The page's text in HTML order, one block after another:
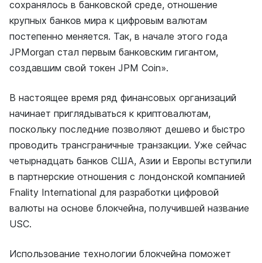
сохранялось в банковской среде, отношение
крупных банков мира к цифровым валютам
постепенно меняется. Так, в начале этого года
JPMorgan стал первым банковским гигантом,
создавшим свой токен JPM Coin».
В настоящее время ряд финансовых организаций
начинает приглядываться к криптовалютам,
поскольку последние позволяют дешево и быстро
проводить трансграничные транзакции. Уже сейчас
четырнадцать банков США, Азии и Европы вступили
в партнерские отношения с лондонской компанией
Fnality International для разработки цифровой
валюты на основе блокчейна, получившей название
USC.
Использование технологии блокчейна поможет